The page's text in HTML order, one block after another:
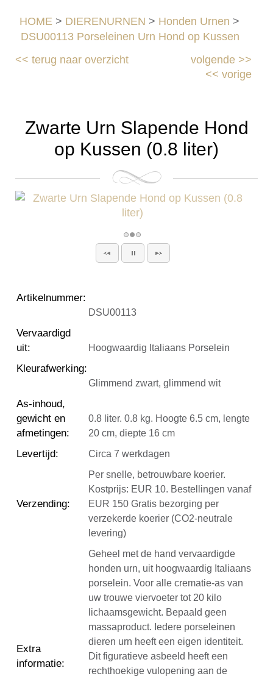
HOME > DIERENURNEN > Honden Urnen >
DSU00113 Porseleinen Urn Hond op Kussen
<<terug naar overzicht volgende>>
<< vorige
Zwarte Urn Slapende Hond
op Kussen (0.8 liter)
Artikelnummer:
DSU00113
Vervaardigd
uit: Hoogwaardig Italiaans Porselein
Kleurafwerking:
Glimmend zwart, glimmend wit
As-inhoud,
gewicht en
afmetingen:
0.8 liter. 0.8 kg. Hoogte 6.5 cm, lengte
20 cm, diepte 16 cm
Levertijd: Circa 7 werkdagen
Verzending:
Per snelle, betrouwbare koerier.
Kostprijs: EUR 10. Bestellingen vanaf
EUR 150 Gratis bezorging per
verzekerde koerier (CO2-neutrale
levering)
Extra
informatie:
Geheel met de hand vervaardigde
honden urn, uit hoogwaardig Italiaans
porselein. Voor alle crematie-as van
uw trouwe viervoeter tot 20 kilo
lichaamsgewicht. Bepaald geen
massaproduct. Iedere porseleinen
dieren urn heeft een eigen identiteit.
Dit figuratieve asbeeld heeft een
rechthoekige vulopening aan de